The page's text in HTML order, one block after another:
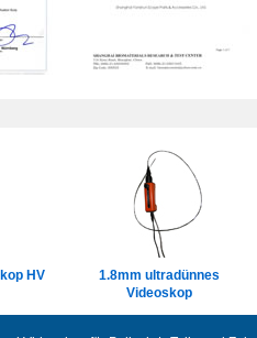
HV
1.8mm ultradünnes
Videoskop